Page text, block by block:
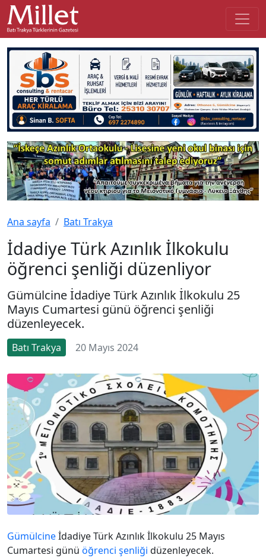
Ana sayfa Batı Trakya
İdadiye Türk Azınlık İlkokulu
öğrenci şenliği düzenliyor
Gümülcine İdadiye Türk Azınlık İlkokulu 25
Mayıs Cumartesi günü öğrenci şenliği
düzenleyecek.
Batı Trakya 20 Mayıs 2024
Gümülcineİdadiye Türk Azınlık İlkokulu 25 Mayıs
Cumartesi günü öğrenci şenliği düzenleyecek.